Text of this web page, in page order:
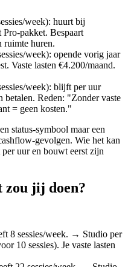
week): huurt bij
Pro-pakket. Bespaart
ruimte huren.
week): opende vorig jaar
Vaste lasten €4.200/maand.
week): blijft per uur
betalen. Reden: "Zonder vaste
= geen kosten."
status-symbool maar een
gevolgen. Wie het kan
uur en bouwt eerst zijn
zou jij doen?
8 sessies/week. → Studio per
10 sessies). Je vaste lasten